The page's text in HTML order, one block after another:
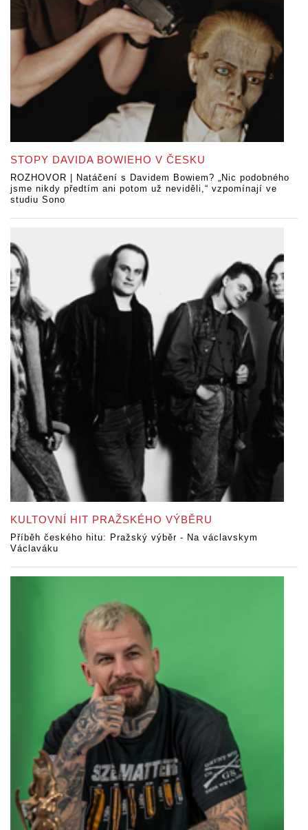
STOPY DAVIDA BOWIEHO V ČESKU
ROZHOVOR | Natáčení s Davidem Bowiem? „Nic podobného
jsme nikdy předtím ani potom už neviděli,“ vzpomínají ve
studiu Sono
KULTOVNÍ HIT PRAŽSKÉHO VÝBĚRU
Příběh českého hitu: Pražský výběr - Na václavskym
Václaváku